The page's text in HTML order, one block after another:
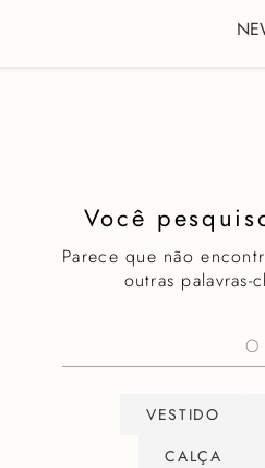
Parece que não
outras palavras-
VESTIDO
CALÇA